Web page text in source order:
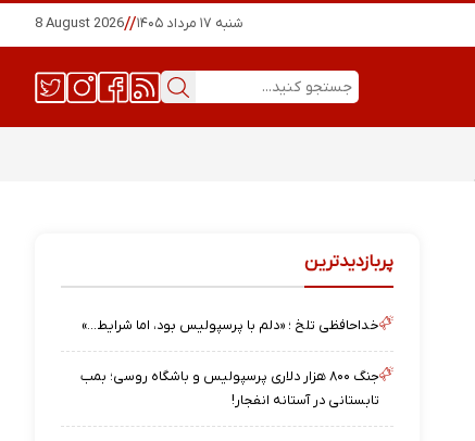
شنبه ۱۷ مرداد ۱۴۰۵ //
8 August 2026
پربازدیدترین
خداحافظی تلخ ؛ «دلم با پرسپولیس بود، اما شرایط…»
جنگ ۸۰۰ هزار دلاری پرسپولیس و باشگاه روسی؛ بمب
تابستانی در آستانه انفجار!